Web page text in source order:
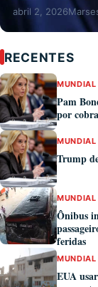
abril 2, 2026
RECENTES
MUNDIAL
Pam
por
MUNDIAL
Trump
MUNDIAL
Ônibus
feridas
MUNDIAL
EUA